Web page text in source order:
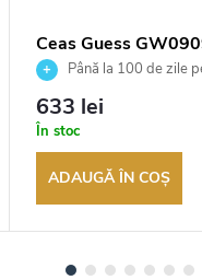
Ceas Guess
Până la 100 de zile
returnarea bunurilor.
autorizat
633 lei
În stoc
ADAUGĂ ÎN COŞ